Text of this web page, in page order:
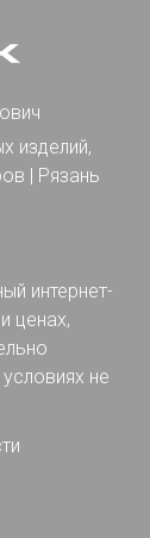
изделий,
| Рязань
интернет-
ценах,
не